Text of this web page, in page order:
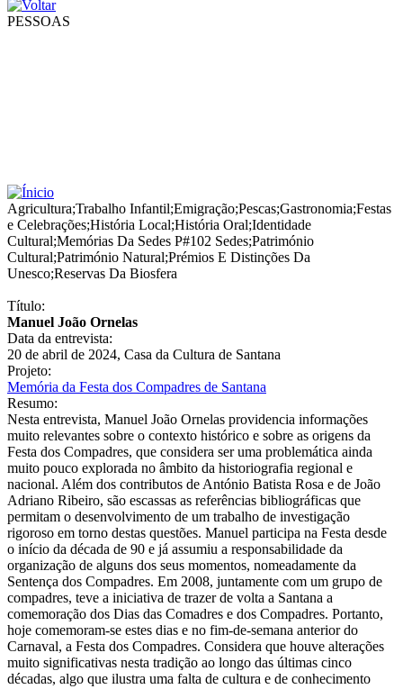
PESSOAS
Agricultura;Trabalho Infantil;Emigração;Pescas;Gastronomia;Festas
e Celebrações;História Local;História Oral;Identidade
Cultural;Memórias Da Sedes P#102 Sedes;Património
Cultural;Património Natural;Prémios E Distinções Da
Unesco;Reservas Da Biosfera
Título:
Manuel João Ornelas
Data da entrevista:
20 de abril de 2024, Casa da Cultura de Santana
Projeto:
Memória da Festa dos Compadres de Santana
Resumo:
Nesta entrevista, Manuel João Ornelas providencia informações
muito relevantes sobre o contexto histórico e sobre as origens da
Festa dos Compadres, que considera ser uma problemática ainda
muito pouco explorada no âmbito da historiografia regional e
nacional. Além dos contributos de António Batista Rosa e de João
Adriano Ribeiro, são escassas as referências bibliográficas que
permitam o desenvolvimento de um trabalho de investigação
rigoroso em torno destas questões. Manuel participa na Festa desde
o início da década de 90 e já assumiu a responsabilidade da
organização de alguns dos seus momentos, nomeadamente da
Sentença dos Compadres. Em 2008, juntamente com um grupo de
compadres, teve a iniciativa de trazer de volta a Santana a
comemoração dos Dias das Comadres e dos Compadres. Portanto,
hoje comemoram-se estes dias e no fim-de-semana anterior do
Carnaval, a Festa dos Compadres. Considera que houve alterações
muito significativas nesta tradição ao longo das últimas cinco
décadas, algo que ilustra uma falta de cultura e de conhecimento